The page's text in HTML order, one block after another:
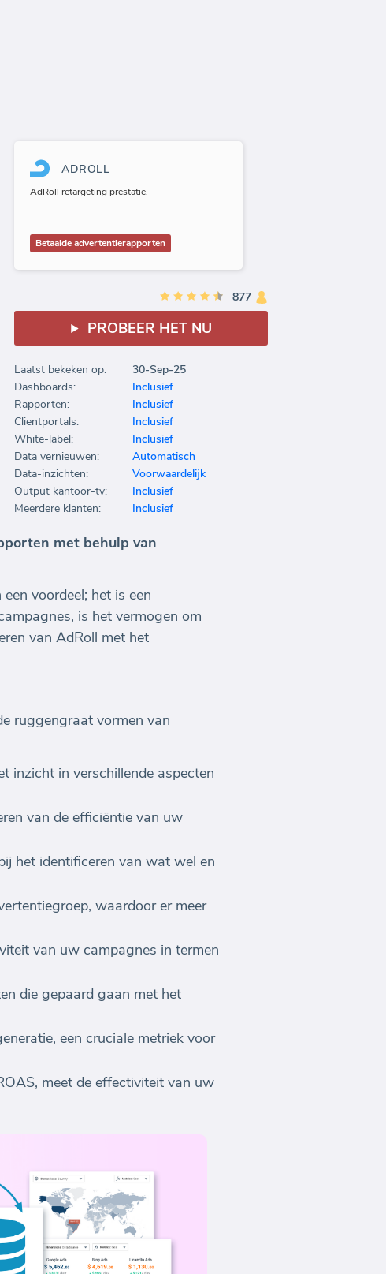
met behulp van
voordeel; het is een
is het vermogen om
van AdRoll met het
ruggengraat vormen van
inzicht in verschillende aspecten
van de efficiëntie van uw
het identificeren van wat wel en
waardoor er meer
van uw campagnes in termen
die gepaard gaan met het
een cruciale metriek voor
meet de effectiviteit van uw
ADROLL
AdRoll retargeting prestatie.
Betaalde advertentierapporten
877
PROBEER HET NU
Laatst bekeken op:
30-Sep-25
Dashboards:
Inclusief
Rapporten:
Inclusief
Clientportals:
Inclusief
White-label:
Inclusief
Data vernieuwen:
Automatisch
Data-inzichten:
Voorwaardelijk
Output kantoor-tv:
Inclusief
Meerdere klanten:
Inclusief